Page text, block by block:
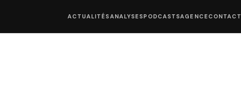
ACTUALITÉSANALYSESPODCASTSAGENCE CONTACT